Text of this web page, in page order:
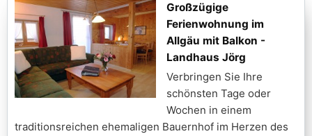
Großzügige
Ferienwohnung im
Allgäu mit Balkon -
Landhaus Jörg
Verbringen Sie Ihre
schönsten Tage oder
Wochen in einem
traditionsreichen ehemaligen Bauernhof im Herzen des